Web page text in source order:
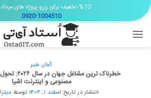
Skip
to
content
%10 تخفیف برای رزرو پروژه های مرداد ماه
0920-1004510
آمار, خبر
خطرناک ترین
مصنوعی و اینترنت اشیا
انتشار در تاریخ اسفند ۱, ۱۴۰۴ توسط